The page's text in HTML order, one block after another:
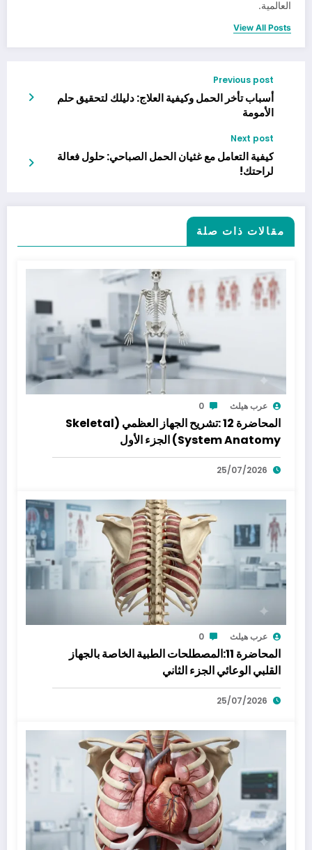
العالمية.
View All Posts
Previous post
أسباب تأخر الحمل وكيفية العلاج: دليلك لتحقيق حلم
الأمومة
Next post
كيفية التعامل مع غثيان الحمل الصباحي: حلول فعالة
لراحتك!
مقالات ذات صلة
عرب هيلث 0
المحاضرة 12 :تشريح الجهاز العظمي (Skeletal
System Anatomy) الجزء الأول
25/07/2026
عرب هيلث 0
المحاضرة 11:المصطلحات الطبية الخاصة بالجهاز
القلبي الوعائي الجزء الثاني
25/07/2026